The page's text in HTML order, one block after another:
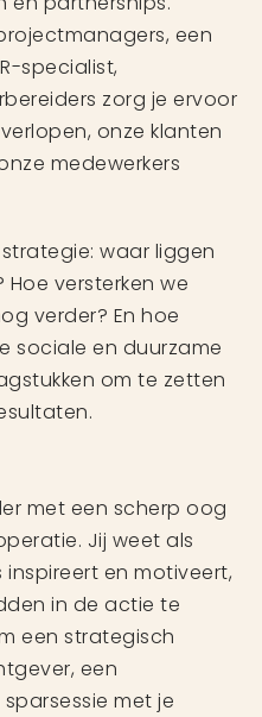
een
specialist,
zorg je ervoor
onze klanten
medewerkers
waar liggen
versterken we
verder? En hoe
sociale en duurzame
om te zetten
met een scherp oog
Jij weet als
en motiveert,
in de actie te
een strategisch
een
met je